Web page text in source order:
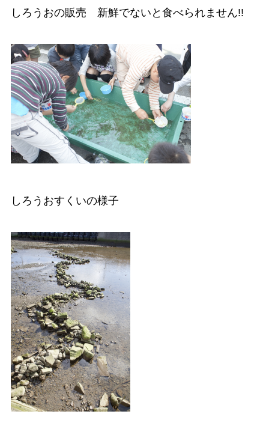
しろうおの販売 新鮮でないと食べられません!!
しろうおすくいの様子